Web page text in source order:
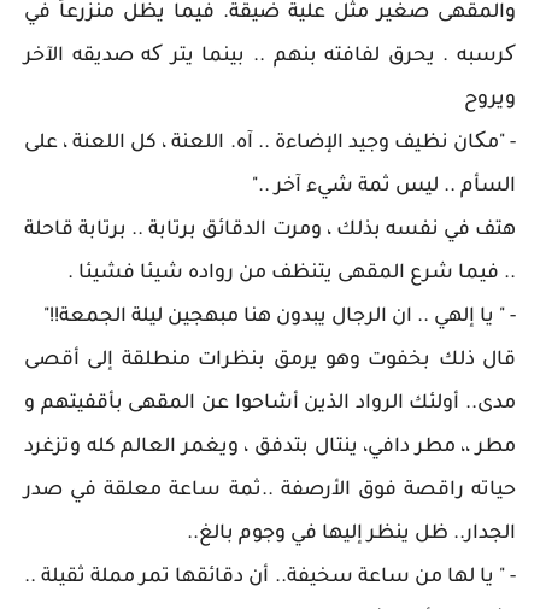
والمقهى صغير مثل علية ضيقة. فيما يظل منزرعاً في
کرسبه . يحرق لفافته بنهم .. بينما يتر که صديقه الآخر
ويروح
- "مکان نظيف وجيد الإضاءة .. آه. اللعنة ، كل اللعنة ، على
السأم .. ليس ثمة شيء آخر .."
هتف في نفسه بذلك ، ومرت الدقائق برتابة .. برتابة قاحلة
.. فيما شرع المقهى يتنظف من رواده شيئا فشيئا .
- " يا إلهي .. ان الرجال يبدون هنا مبهجين ليلة الجمعة!!"
قال ذلك بخفوت وهو يرمق بنظرات منطلقة إلى أقصى
مدى.. أولئك الرواد الذين أشاحوا عن المقهى بأقفيتهم و
مطر ،، مطر دافي، ينتال بتدفق ، ويغمر العالم كله وتزغرد
حياته راقصة فوق الأرصفة ..ثمة ساعة معلقة في صدر
الجدار.. ظل ينظر إليها في وجوم بالغ..
- " يا لها من ساعة سخيفة.. أن دقائقها تمر مملة ثقيلة ..